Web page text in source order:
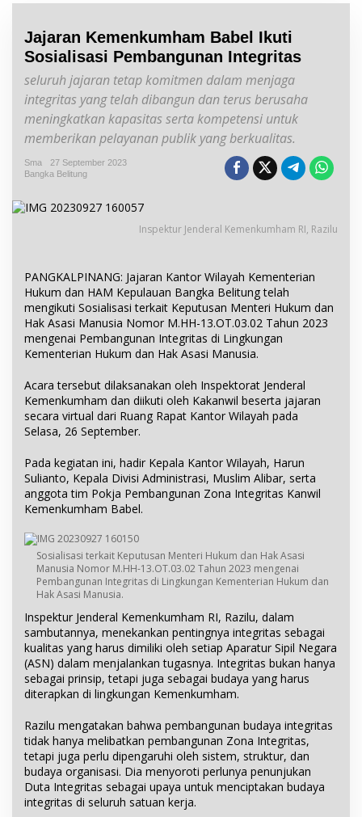
Jajaran Kemenkumham Babel Ikuti
Sosialisasi Pembangunan Integritas
seluruh jajaran tetap komitmen dalam menjaga
integritas yang telah dibangun dan terus berusaha
meningkatkan kapasitas serta kompetensi untuk
memberikan pelayanan publik yang berkualitas.
Sma
27 September 2023
Bangka Belitung
Inspektur Jenderal Kemenkumham RI, Razilu
PANGKALPINANG: Jajaran Kantor Wilayah Kementerian
Hukum dan HAM Kepulauan Bangka Belitung telah
mengikuti Sosialisasi terkait Keputusan Menteri Hukum dan
Hak Asasi Manusia Nomor M.HH-13.OT.03.02 Tahun 2023
mengenai Pembangunan Integritas di Lingkungan
Kementerian Hukum dan Hak Asasi Manusia.
Acara tersebut dilaksanakan oleh Inspektorat Jenderal
Kemenkumham dan diikuti oleh Kakanwil beserta jajaran
secara virtual dari Ruang Rapat Kantor Wilayah pada
Selasa, 26 September.
Pada kegiatan ini, hadir Kepala Kantor Wilayah, Harun
Sulianto, Kepala Divisi Administrasi, Muslim Alibar, serta
anggota tim Pokja Pembangunan Zona Integritas Kanwil
Kemenkumham Babel.
Sosialisasi terkait Keputusan Menteri Hukum dan Hak Asasi
Manusia Nomor M.HH-13.OT.03.02 Tahun 2023 mengenai
Pembangunan Integritas di Lingkungan Kementerian Hukum dan
Hak Asasi Manusia.
Inspektur Jenderal Kemenkumham RI, Razilu, dalam
sambutannya, menekankan pentingnya integritas sebagai
kualitas yang harus dimiliki oleh setiap Aparatur Sipil Negara
(ASN) dalam menjalankan tugasnya. Integritas bukan hanya
sebagai prinsip, tetapi juga sebagai budaya yang harus
diterapkan di lingkungan Kemenkumham.
Razilu mengatakan bahwa pembangunan budaya integritas
tidak hanya melibatkan pembangunan Zona Integritas,
tetapi juga perlu dipengaruhi oleh sistem, struktur, dan
budaya organisasi. Dia menyoroti perlunya penunjukan
Duta Integritas sebagai upaya untuk menciptakan budaya
integritas di seluruh satuan kerja.